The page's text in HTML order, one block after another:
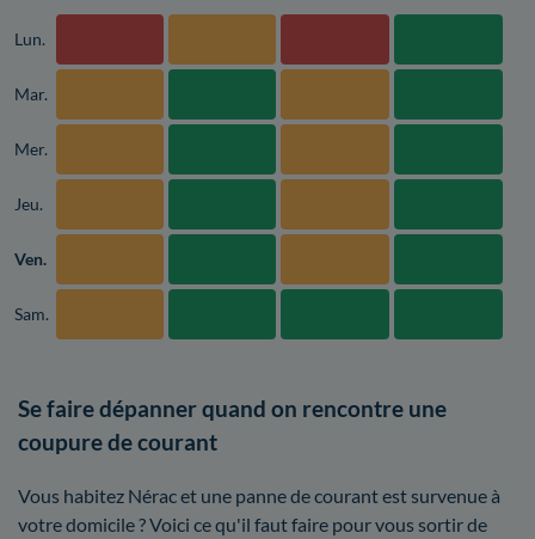
Lun.
Mar.
Mer.
Jeu.
Ven.
Sam.
Se faire dépanner quand on rencontre une
coupure de courant
Vous habitez Nérac et une panne de courant est survenue à
votre domicile ? Voici ce qu'il faut faire pour vous sortir de